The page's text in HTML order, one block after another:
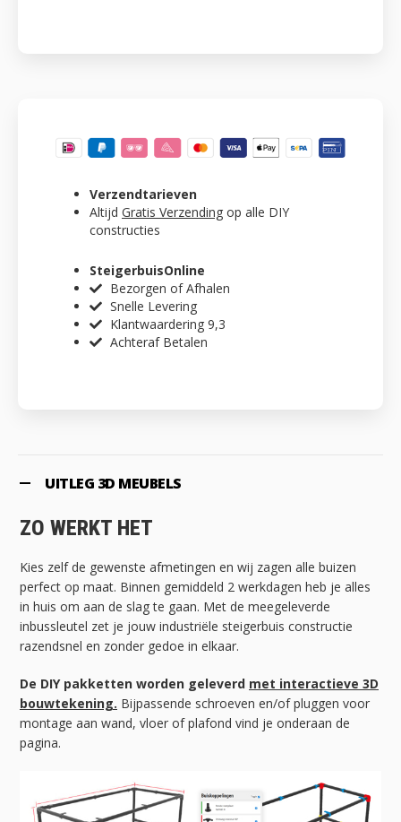
Verzendtarieven
Altijd Gratis Verzending op alle DIY
constructies
SteigerbuisOnline
Bezorgen of Afhalen
Snelle Levering
Klantwaardering 9,3
Achteraf Betalen
UITLEG 3D MEUBELS
ZO WERKT HET
Kies zelf de gewenste afmetingen en wij zagen alle buizen
perfect op maat. Binnen gemiddeld 2 werkdagen heb je alles
in huis om aan de slag te gaan. Met de meegeleverde
inbussleutel zet je jouw industriële steigerbuis constructie
razendsnel en zonder gedoe in elkaar.
De DIY pakketten worden geleverd met interactieve 3D
bouwtekening. Bijpassende schroeven en/of pluggen voor
montage aan wand, vloer of plafond vind je onderaan de
pagina.